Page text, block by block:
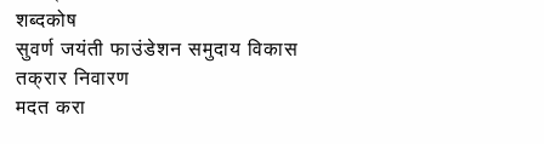
शब्दकोष
सुवर्ण जयंती फाउंडेशन समुदाय विकास
तक्रार निवारण
मदत करा